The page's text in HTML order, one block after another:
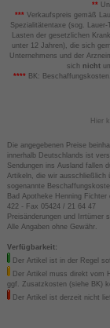
**
*** Verkaufspreis gemäß
Spezialitätentaxe (sog.
Lasten der gesetzlichen
unter 12 Jahren), die sich
Unternehmens und der
sich nicht
****BK:
Hier
Die angegebenen Preise
innerhalb Deutschlands ist
Sendungen ins Ausland fallen
Artikeln, die wir ausschließlich
sogenannte
Bad Apotheke Henning
422 - Fax 05424 / 21 64 47
Preisänderungen und Irrtümer
Alle Angaben ohne Gewähr.
Verfügbarkeit:
Der Artikel ist in der Regel
Der Artikel muss direkt vom
ggf. Zusatzkosten (siehe BK)
Der Artikel ist derzeit nicht